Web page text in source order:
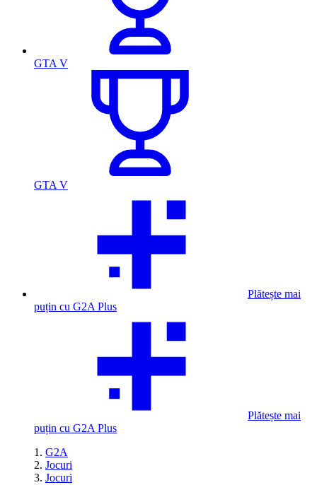
GTA V
GTA V
Plătește mai
puțin cu G2A Plus
Plătește mai
puțin cu G2A Plus
G2A
Jocuri
Jocuri